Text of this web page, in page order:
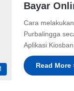
Bayar
Cara
Purbalingga
Aplikasi
Read More